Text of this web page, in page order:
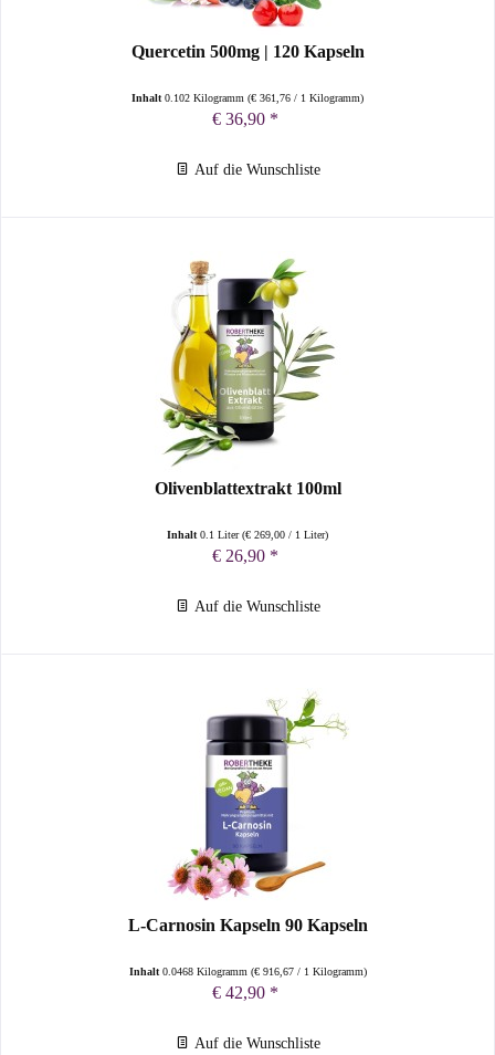
Quercetin 500mg | 120 Kapseln
Inhalt0.102 Kilogramm(€ 361,76 / 1 Kilogramm)
€ 36,90 *
Auf die Wunschliste
Olivenblattextrakt 100ml
Inhalt0.1 Liter(€ 269,00 / 1 Liter)
€ 26,90 *
Auf die Wunschliste
L-Carnosin Kapseln 90 Kapseln
Inhalt 0.0468 Kilogramm (€ 916,67/ 1 Kilogramm)
€ 42,90 *
Auf die Wunschliste